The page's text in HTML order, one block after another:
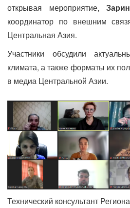
открывая мероприятие,
координатор по внешним
Центральная Азия.
Участники обсудили
климата, а также форматы их
в медиа Центральной Азии.
Технический консультант